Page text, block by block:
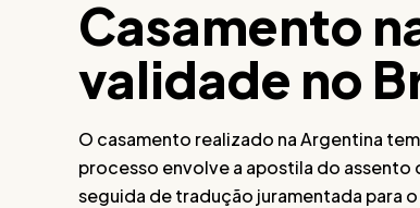
Casamento
validade no
O casamento realizado na Argentina
processo envolve a apostila do
seguida de tradução juramentada para